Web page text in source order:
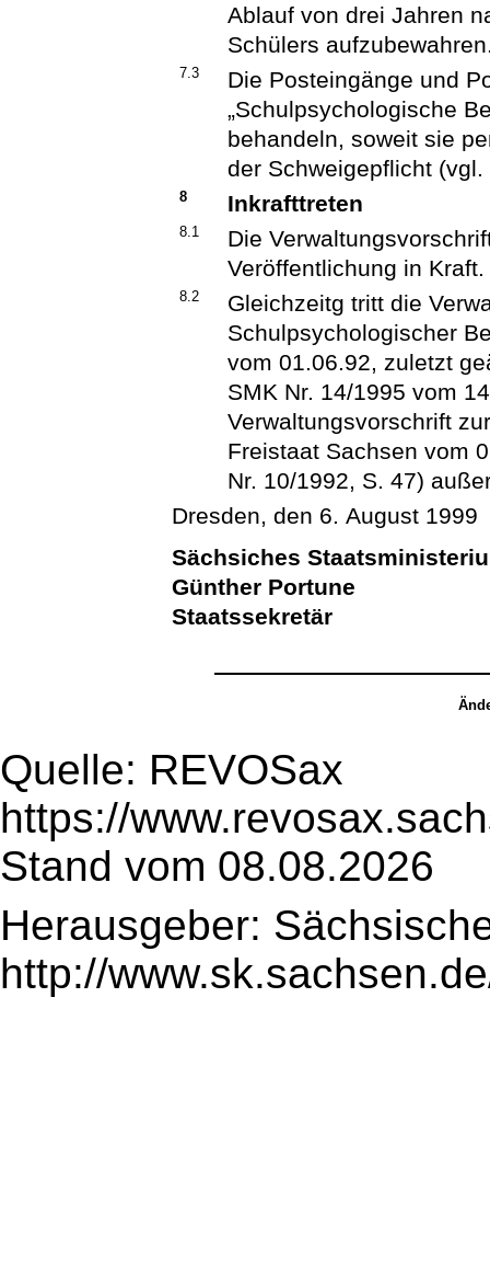
Ablauf von drei Jahren
Schülers
7.3
Die Posteingänge und
„Schulpsychologische
behandeln, soweit sie
der Schweigepflicht
8 Inkrafttreten
8.1
Die
Veröffentlichung in Kraft.
8.2
Gleichzeitg tritt die
Schulpsychologischer
vom 01.06.92, zuletzt
SMK Nr. 14/1995 vom
Verwaltungsvorschrift
Freistaat Sachsen vom
Nr. 10/1992, S. 47)
Dresden, den 6. August 1999
Sächsiches
Günther Portune
Staatssekretär
Quelle: REVOSax
https://
Stand vom 08.08.2026
Herausgeber:
http://